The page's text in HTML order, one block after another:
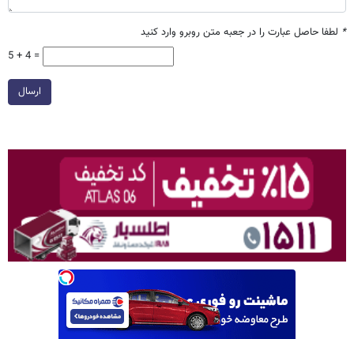
* لطفا حاصل عبارت را در جعبه متن روبرو وارد کنید
5 + 4 =
ارسال